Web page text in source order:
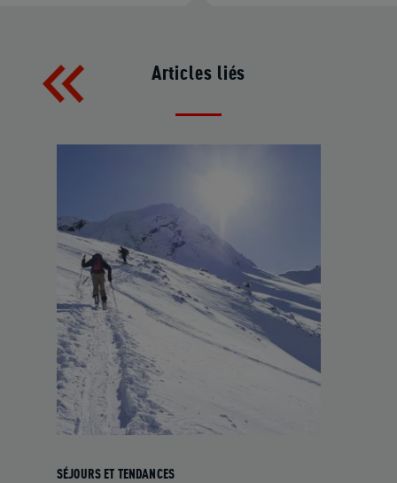
Articles liés
SÉJOURS ET TENDANCES